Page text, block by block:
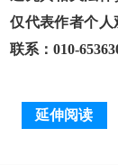
仅代表作者个
联系：010-
延伸阅读